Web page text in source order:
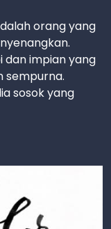
orang yang
dan impian yang
sempurna.
sosok yang